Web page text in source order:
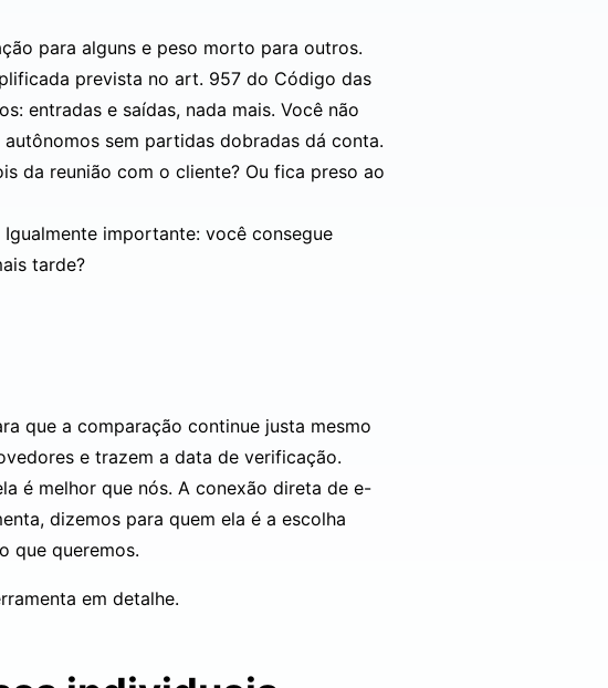
para alguns e peso morto para outros.
prevista no art. 957 do Código das
entradas e saídas, nada mais. Você não
sem partidas dobradas dá conta.
da reunião com o cliente? Ou fica preso ao
importante: você consegue
tarde?
que a comparação continue justa mesmo
e trazem a data de verificação.
é melhor que nós. A conexão direta de e-
dizemos para quem ela é a escolha
que queremos.
em detalhe.